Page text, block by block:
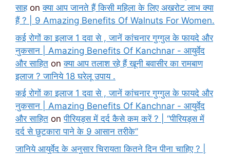
साहonक्या आप जानते हैं किसी महिला के लिए अखरोट लाभ क्या
हैं ? | 9 Amazing Benefits Of Walnuts For Women.
कई रोगों का इलाज 1 दवा से , जानें कांचनार गुग्गुल के फायदे और
नुकसान | Amazing Benefits Of Kanchnar - आयुर्वेद
और साहित onक्या आप तलाश रहे हैं खूनी बवासीर का रामबाण
इलाज ? जानिये 18 घरेलू उपाय .
कई रोगों का इलाज 1 दवा से , जानें कांचनार गुग्गुल के फायदे और
नुकसान | Amazing Benefits Of Kanchnar - आयुर्वेद
और साहित onपीरियड्स में दर्द कैसे कम करें ? | “पीरियड्स में
दर्द से छुटकारा पाने के 9 आसान तरीके”
जानिये आयुर्वेद के अनुसार चिरायता कितने दिन पीना चाहिए ? |